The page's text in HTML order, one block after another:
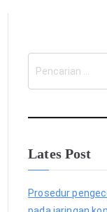
i
Lates Post
Prosedur